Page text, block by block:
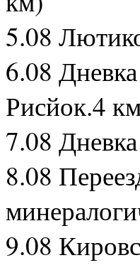
5.08
6.08
Рисйок.4
7.08
8.08
9.08